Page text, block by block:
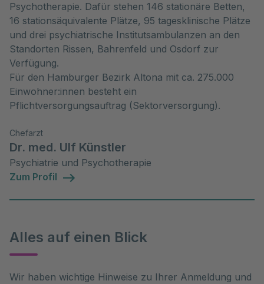
Psychotherapie. Dafür stehen 146 stationäre Betten,
16 stationsäquivalente Plätze, 95 tagesklinische Plätze
und drei psychiatrische Institutsambulanzen an den
Standorten Rissen, Bahrenfeld und Osdorf zur
Verfügung.
Für den Hamburger Bezirk Altona mit ca. 275.000
Einwohner:innen besteht ein
Pflichtversorgungsauftrag (Sektorversorgung).
Chefarzt
Dr. med. Ulf Künstler
Psychiatrie und Psychotherapie
Zum Profil
Alles auf einen Blick
Wir haben wichtige Hinweise zu Ihrer Anmeldung und